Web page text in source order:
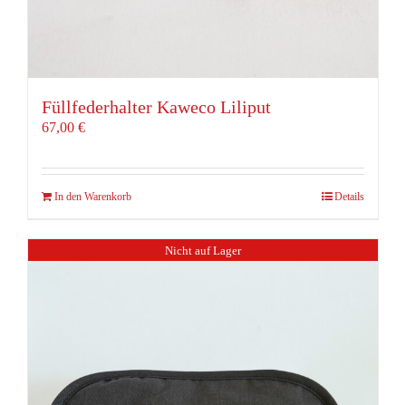
Füllfederhalter Kaweco Liliput
67,00 €
In den Warenkorb Details
Nicht auf Lager